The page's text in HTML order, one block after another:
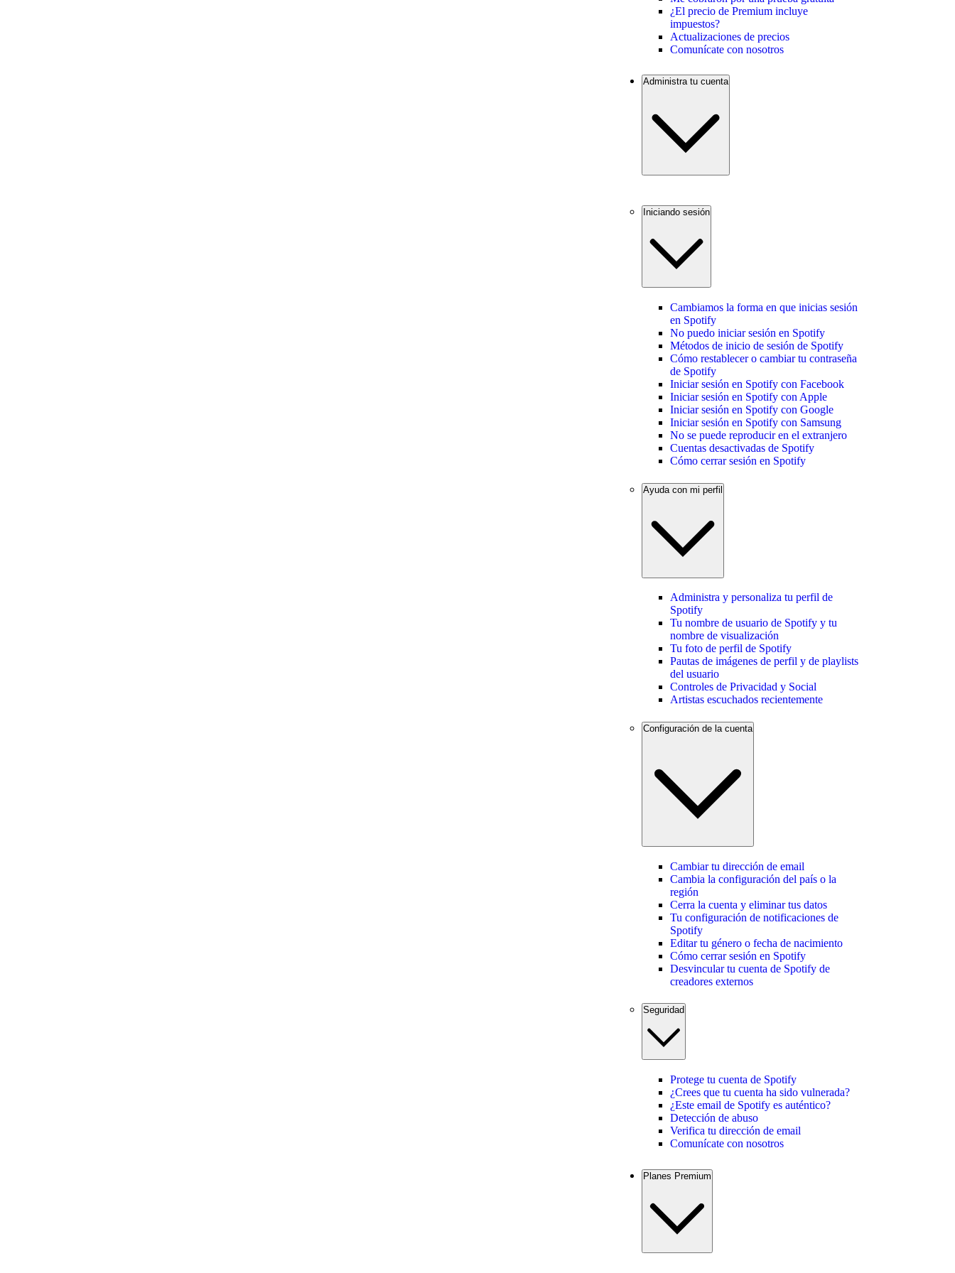
¿El precio de Premium incluye
impuestos?
Actualizaciones de precios
Comunícate con nosotros
Administra tu cuenta
Iniciando sesión
Cambiamos la forma en que inicias sesión
en Spotify
No puedo iniciar sesión en Spotify
Métodos de inicio de sesión de Spotify
Cómo restablecer o cambiar tu contraseña
de Spotify
Iniciar sesión en Spotify con Facebook
Iniciar sesión en Spotify con Apple
Iniciar sesión en Spotify con Google
Iniciar sesión en Spotify con Samsung
No se puede reproducir en el extranjero
Cuentas desactivadas de Spotify
Cómo cerrar sesión en Spotify
Ayuda con mi perfil
Administra y personaliza tu perfil de
Spotify
Tu nombre de usuario de Spotify y tu
nombre de visualización
Tu foto de perfil de Spotify
Pautas de imágenes de perfil y de playlists
del usuario
Controles de Privacidad y Social
Artistas escuchados recientemente
Configuración de la cuenta
Cambiar tu dirección de email
Cambia la configuración del país o la
región
Cerra la cuenta y eliminar tus datos
Tu configuración de notificaciones de
Spotify
Editar tu género o fecha de nacimiento
Cómo cerrar sesión en Spotify
Desvincular tu cuenta de Spotify de
creadores externos
Seguridad
Protege tu cuenta de Spotify
¿Crees que tu cuenta ha sido vulnerada?
¿Este email de Spotify es auténtico?
Detección de abuso
Verifica tu dirección de email
Comunícate con nosotros
Planes Premium